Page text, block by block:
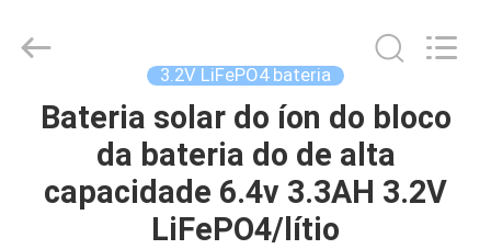
CASA
PRODUTOS
New
Energy
3.2V LiFePO4 bateria
Bateria solar do íon do bloco
da bateria do de alta
capacidade 6.4v 3.3AH 3.2V
LiFePO4/lítio